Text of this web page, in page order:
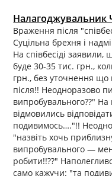
надійність у кожному
Налагоджувальник
Враження після
Суцільна брехня і
На співбесіді
буде 30-35 тис. грн.,
грн., без уточнення
після!! Неодноразово
випробувального??"
відмовились
подивимось…."!!
"назвіть хочь
випробувального —
робити!!??"
само кажучи: "та